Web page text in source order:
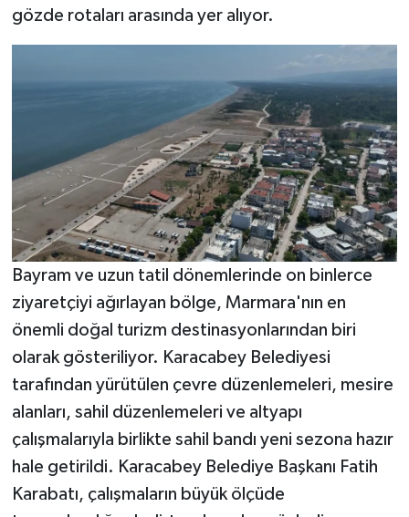
gözde rotaları arasında yer alıyor.
Bayram ve uzun tatil dönemlerinde on binlerce
ziyaretçiyi ağırlayan bölge, Marmara'nın en
önemli doğal turizm destinasyonlarından biri
olarak gösteriliyor. Karacabey Belediyesi
tarafından yürütülen çevre düzenlemeleri, mesire
alanları, sahil düzenlemeleri ve altyapı
çalışmalarıyla birlikte sahil bandı yeni sezona hazır
hale getirildi. Karacabey Belediye Başkanı Fatih
Karabatı, çalışmaların büyük ölçüde